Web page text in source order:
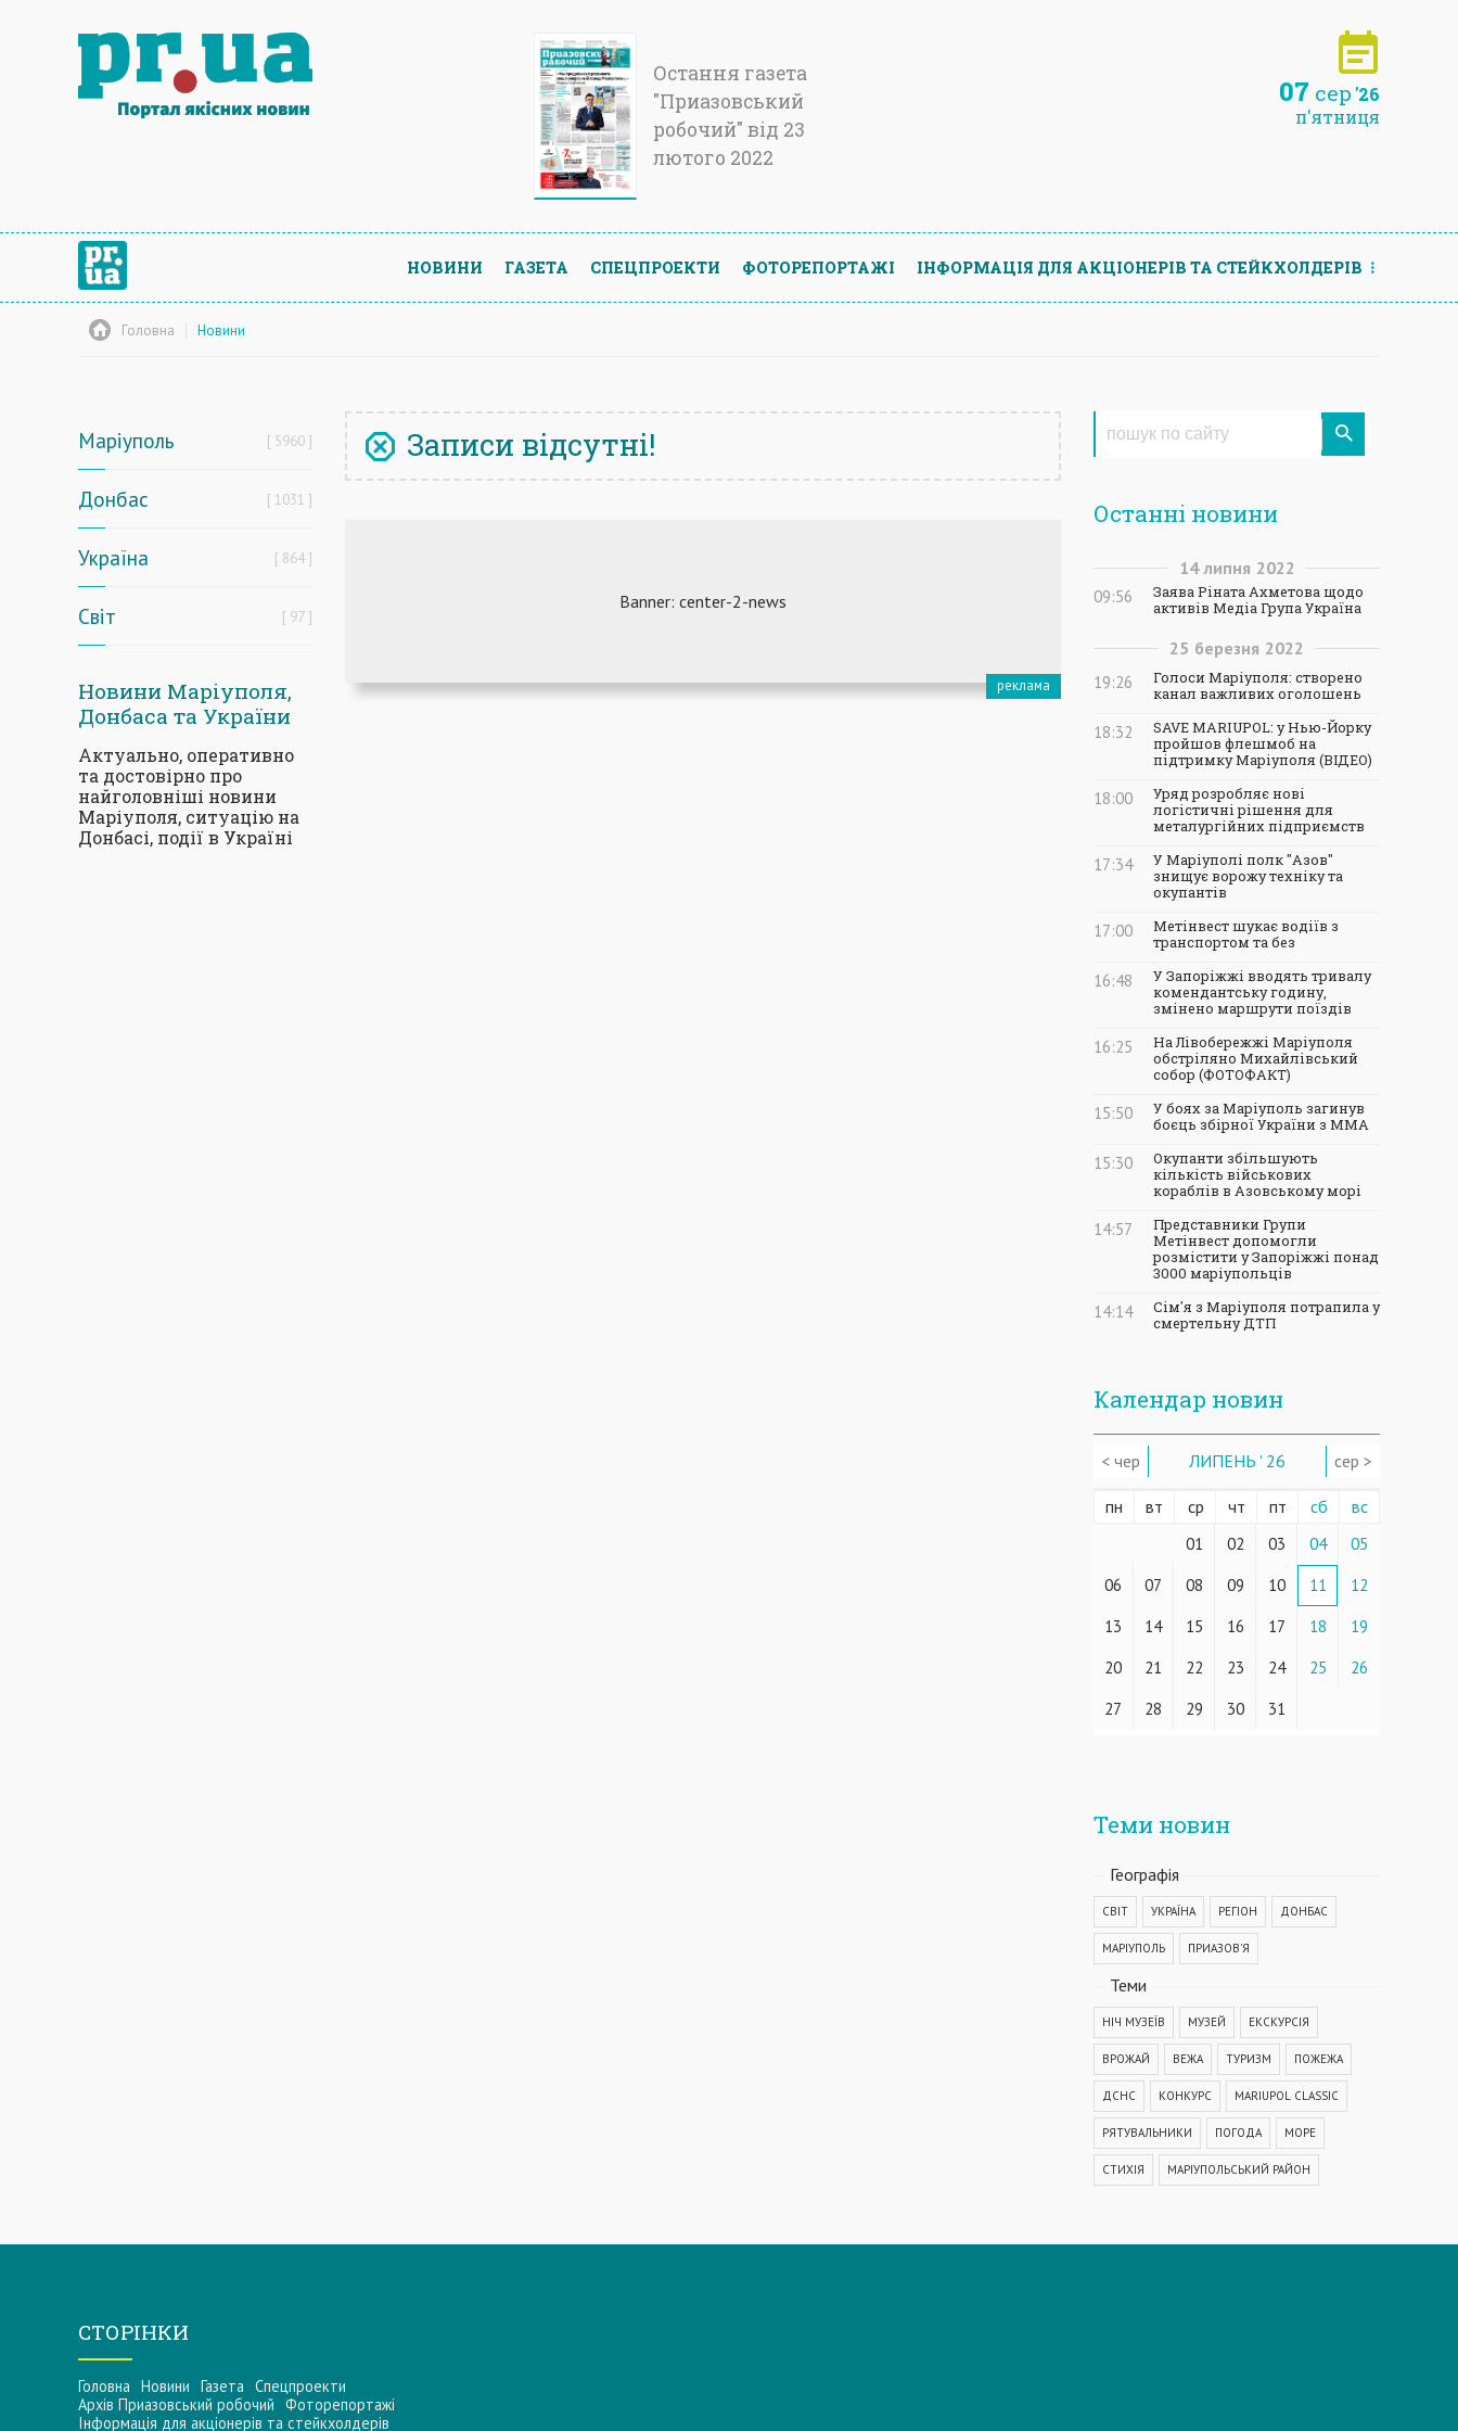
Остання газета
"Приазовський
робочий" від 23
лютого 2022
07 сер '26
п'ятниця
НОВИНИ ГАЗЕТА СПЕЦПРОЕКТИ ФОТОРЕПОРТАЖІ ІНФОРМАЦIЯ ДЛЯ АКЦIОНЕРIВ ТА СТЕЙКХОЛДЕРIВ
Головна Новини
Маріуполь 5960
Донбас 1031
Україна 864
Світ 97
Новини Маріуполя,
Донбаса та України
Актуально, оперативно
та достовірно про
найголовніші новини
Маріуполя, ситуацію на
Донбасі, події в Україні
Записи відсутні!
Останні новини
14 липня 2022
09:56
Заява Ріната Ахметова щодо
активів Медіа Група Україна
25 березня 2022
19:26
Голоси Маріуполя: створено
канал важливих оголошень
18:32
SAVE MARIUPOL: у Нью-Йорку
пройшов флешмоб на
підтримку Маріуполя (ВІДЕО)
18:00
Уряд розробляє нові
логістичні рішення для
металургійних підприємств
17:34
У Маріуполі полк "Азов"
знищує ворожу техніку та
окупантів
17:00
Метінвест шукає водіїв з
транспортом та без
16:48
У Запоріжжі вводять тривалу
комендантську годину,
змінено маршрути поїздів
16:25
На Лівобережжі Маріуполя
обстріляно Михайлівський
собор (ФОТОФАКТ)
15:50
У боях за Маріуполь загинув
боєць збірної України з ММА
15:30
Окупанти збільшують
кількість військових
кораблів в Азовському морі
14:57
Представники Групи
Метінвест допомогли
розмістити у Запоріжжі понад
3000 маріупольців
14:14
Сім'я з Маріуполя потрапила у
смертельну ДТП
Календар новин
< чер ЛИПЕНЬ ' 26 сер >
пн вт ср чт пт сб вс
01 02 03 04
05
06
07 08 09 10 11
12
13
14 15 16 17 18
19
20
21 22 23 24 25
26
27
28 29 30 31
Теми новин
Географiя
СВІТ УКРАЇНА РЕГІОН ДОНБАС
МАРІУПОЛЬ ПРИАЗОВ'Я
Теми
НІЧ МУЗЕЇВ МУЗЕЙ ЕКСКУРСІЯ
ВРОЖАЙ ВЕЖА ТУРИЗМ ПОЖЕЖА
ДСНС КОНКУРС MARIUPOL CLASSIC
РЯТУВАЛЬНИКИ ПОГОДА МОРЕ
СТИХІЯ МАРІУПОЛЬСЬКИЙ РАЙОН
ПОЛІЦІЯ ПОДІЯ АВАРІЯ МЕДИЦИНА
СТОРІНКИ
Головна Новини Газета Спецпроекти
Архів Приазовський робочий Фоторепортажі
Інформацiя для акцiонерiв та стейкхолдерiв